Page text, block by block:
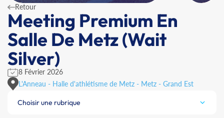
Retour
Meeting Premium En
Salle De Metz (Wait
Silver)
8 Février 2026
L'Anneau - Halle d'athlétisme de Metz - Metz - Grand Est
Choisir une rubrique